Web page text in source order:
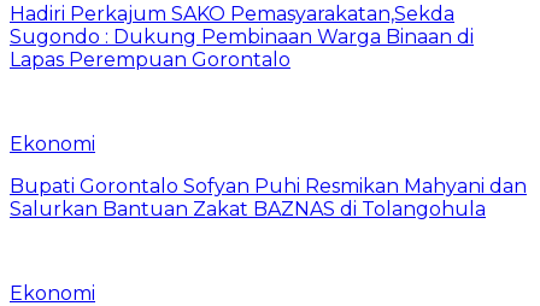
Hadiri Perkajum SAKO Pemasyarakatan,Sekda
Sugondo : Dukung Pembinaan Warga Binaan di
Lapas Perempuan Gorontalo
Ekonomi
Bupati Gorontalo Sofyan Puhi Resmikan Mahyani dan
Salurkan Bantuan Zakat BAZNAS di Tolangohula
Ekonomi